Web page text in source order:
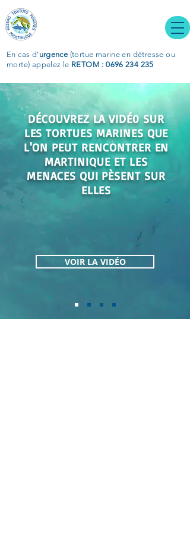
En cas d' urgence (tortue marine en détresse ou
morte) appelez le RETOM : 0696 234 235
DÉCOUVREZ LA VIDÉ0 SUR
LES TORTUES MARINES QUE
L'ON PEUT RENCONTRER EN
MARTINIQUE ET LES
MENACES QUI PÈSENT SUR
ELLES
VOIR LA VIDÉO